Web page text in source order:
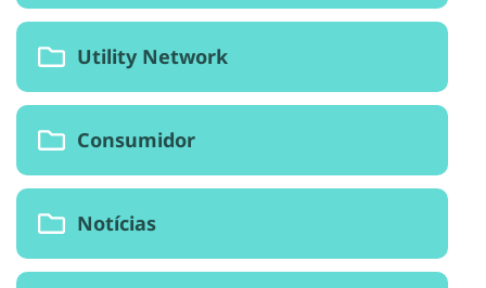
Utility Network
Consumidor
Notícias